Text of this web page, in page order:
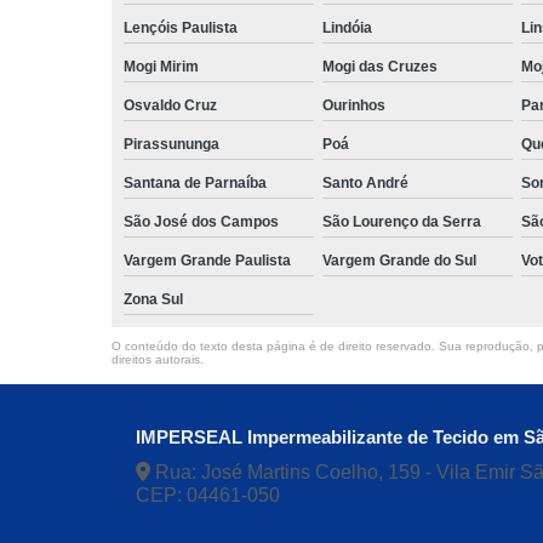
Lençóis Paulista Lindóia
Mogi Mirim Mogi das Cruzes
Osvaldo Cruz Ourinhos
Pirassununga Poá
Santana de Parnaíba Santo André
São José dos Campos São Lourenço da Serra
Vargem Grande Paulista Vargem Grande do Sul
Zona Sul
O conteúdo do texto desta página é de direito reservado. Sua reprodução,
direitos autorais
IMPERSEAL Impermeabilizante de Tecido em
Rua: José Martins Coelho, 159 - Vila Emir
CEP: 04461-050